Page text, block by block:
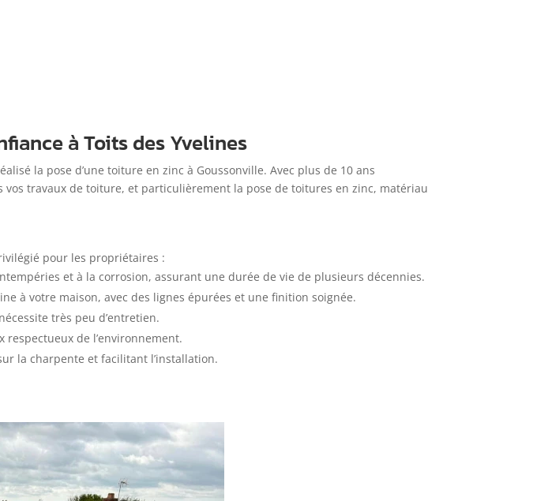
à Toits des Yvelines
la pose d’une toiture en zinc à Goussonville. Avec plus de 10 ans
travaux de toiture, et particulièrement la pose de toitures en zinc, matériau
pour les propriétaires :
et à la corrosion, assurant une durée de vie de plusieurs décennies.
à votre maison, avec des lignes épurées et une finition soignée.
très peu d’entretien.
respectueux de l’environnement.
la charpente et facilitant l’installation.